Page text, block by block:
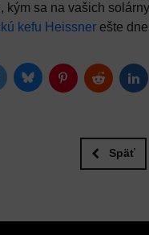
kým sa na vašich
kefu Heissnerešte
BlueskyPinterestReddit
Späť